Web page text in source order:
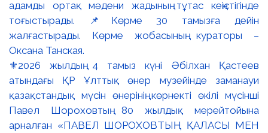
⚜️2026 жылдың 4 тамыз күні Әбілхан Қастеев
атындағы ҚР Ұлттық өнер музейінде заманауи
қазақстандық мүсін өнерінің көрнекті өкілі мүсінші
Павел Шороховтың 80 жылдық мерейтойына
арналған «ПАВЕЛ ШОРОХОВТЫҢ ҚАЛАСЫ МЕН